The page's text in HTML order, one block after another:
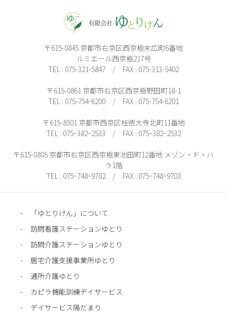
〒615-0845 京都市右京区西京極末広町6番地
ルミエール西京極217号
TEL : 075-321-5847 / FAX : 075-313-5402
〒615-0861 京都市右京区西京極野田町18-1
TEL : 075-754-6200 / FAX : 075-754-6201
〒615-8301 京都市西京区桂徳大寺北町11番地
TEL : 075ｰ382ｰ2533 / FAX : 075ｰ382ｰ2532
〒615-0805 京都市右京区西京極東池田町12番地 メゾン・ド・ハ
ラ1階
TEL : 075ｰ748ｰ9702 / FAX : 075ｰ748ｰ9703
「ゆとりけん」について
訪問看護ステーションゆとり
訪問介護ステーションゆとり
居宅介護支援事業所ゆとり
通所介護ゆとり
カピラ機能訓練デイサービス
デイサービス陽だまり